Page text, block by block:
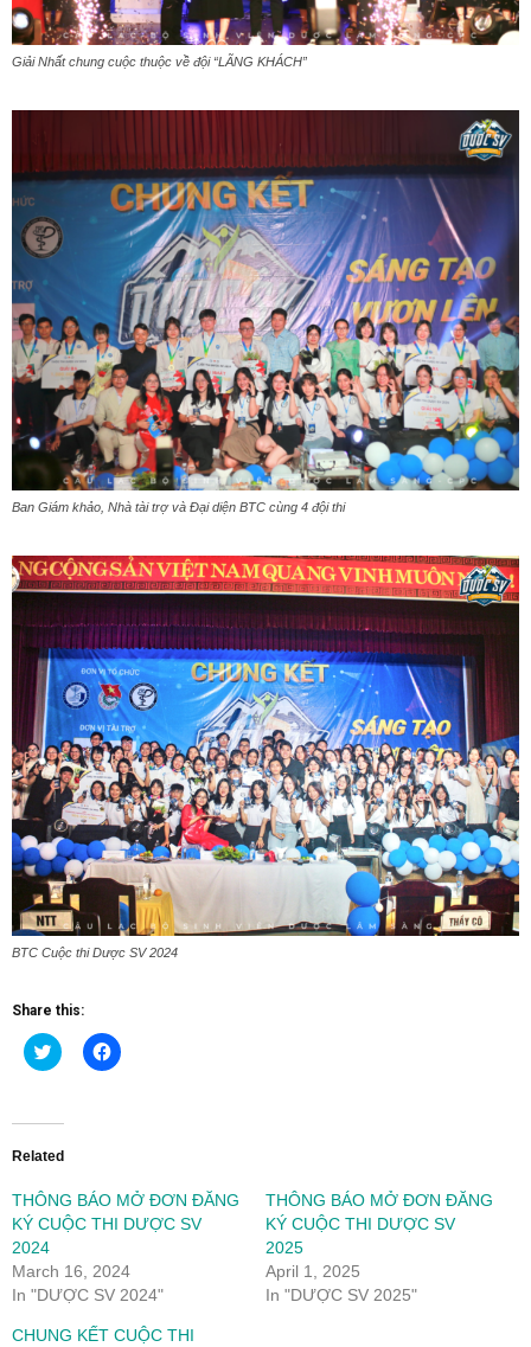
Giải Nhất chung cuộc thuộc về đội “LÃNG KHÁCH”
Ban Giám khảo, Nhà tài trợ và Đại diện BTC cùng 4 đội thi
BTC Cuộc thi Dược SV 2024
Share this:
Click
to
(Opens
new
Click
to
Related
THÔNG BÁO MỞ ĐƠN ĐĂNG
KÝ CUỘC THI DƯỢC SV
2024
March 16, 2024
In "DƯỢC SV 2024"
THÔNG BÁO MỞ ĐƠN ĐĂNG
KÝ CUỘC THI DƯỢC SV
2025
April 1, 2025
In "DƯỢC SV 2025"
CHUNG KẾT CUỘC THI